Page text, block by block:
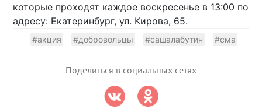
которые проходят каждое воскресенье в 13:00 по
адресу: Екатеринбург, ул. Кирова, 65.
#акция #добровольцы #сашалабутин #сма
Поделиться в социальных сетях